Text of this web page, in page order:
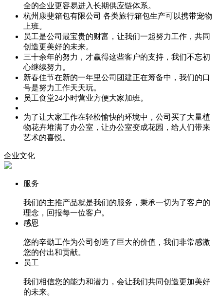
全的企业更容易进入长期供应链体系。
杭州康斐箱包有限公司 各类旅行箱包生产可以携带宠物
上班。
员工是公司最宝贵的财富，让我们一起努力工作，共同
创造更美好的未来。
三十余年的努力，才赢得这些客户的支持，我们不忘初
心继续努力。
新春佳节在新的一年里公司团建正在筹备中，我们的口
号是努力工作天天玩。
员工食堂24小时营业方便大家加班。
为了让大家工作在轻松愉快的环境中，公司买了大量植
物花卉堆满了办公室，让办公室变成花园，给人们带来
艺术的喜悦。
企业文化
服务
我们的主推产品就是我们的服务，秉承一切为了客户的
理念，回报每一位客户。
感恩
您的辛勤工作为公司创造了巨大的价值，我们非常感激
您的付出和贡献。
员工
我们相信您的能力和潜力，会让我们共同创造更加美好
的未来。